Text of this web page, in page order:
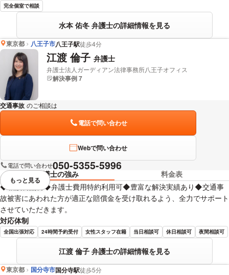
完全個室で相談
水本 佑冬 弁護士の詳細情報を見る
東京都 八王子市八王子駅徒歩4分
江渡 倫子 弁護士
弁護士法人ガーディアン法律事務所八王子オフィス
解決事例 7
交通事故 のご相談は
電話で問い合わせ
Webで問い合わせ
電話で問い合わせ050-5355-5996
弁護士の強み
料金表
◆相談料無料◆弁護士費用特約利用可◆豊富な解決実績あり◆交通事
故被害にあわれた方が適正な賠償金を受け取れるよう、全力でサポート
させていただきます。
対応体制
全国出張対応 24時間予約受付 女性スタッフ在籍 当日相談可 休日相談可 夜間相談可
江渡 倫子 弁護士の詳細情報を見る
視覚的に省略されている要素を
もっと見る
東京都 国分寺市国分寺駅徒歩5分